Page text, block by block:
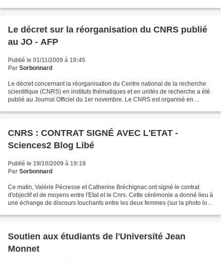
Le décret sur la réorganisation du CNRS publié
au JO - AFP
Publié le 01/11/2009 à 19:45
Par Sorbonnard
Le décret concernant la réorganisation du Centre national de la recherche
scientifique (CNRS) en instituts thématiques et en unités de recherche a été
publié au Journal Officiel du 1er novembre. Le CNRS est organisé en
CNRS : CONTRAT SIGNÉ AVEC L'ETAT -
Sciences2 Blog Libé
Publié le 19/10/2009 à 19:18
Par Sorbonnard
Ce matin, Valérie Pécresse et Catherine Bréchignac ont signé le contrat
d'objectif et de moyens entre l'Etat et le Cnrs. Cette cérémonie a donné lieu à
une échange de discours touchants entre les deux femmes (sur la photo lors
Soutien aux étudiants de l'Université Jean
Monnet